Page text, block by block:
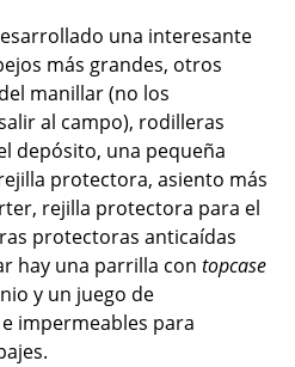
una interesante
más grandes, otros
manillar (no los
al campo), rodilleras
depósito, una pequeña
protectora, asiento más
rejilla protectora para el
protectoras anticaídas
hay una parrilla con topcase
y un juego de
impermeables para